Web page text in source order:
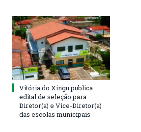
Vitória do Xingu publica
edital de seleção para
Diretor(a) e Vice-Diretor(a)
das escolas municipais